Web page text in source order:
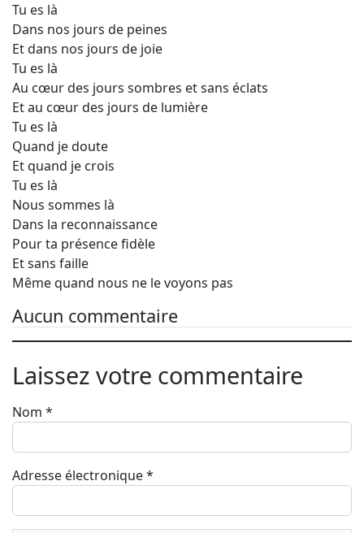
Tu es là
Dans nos jours de peines
Et dans nos jours de joie
Tu es là
Au cœur des jours sombres et sans éclats
Et au cœur des jours de lumière
Tu es là
Quand je doute
Et quand je crois
Tu es là
Nous sommes là
Dans la reconnaissance
Pour ta présence fidèle
Et sans faille
Même quand nous ne le voyons pas
Aucun commentaire
Laissez votre commentaire
Nom *
Adresse électronique*